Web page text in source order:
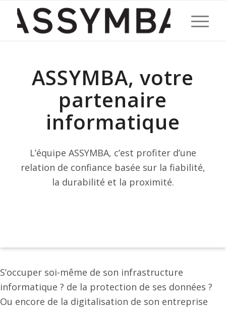
ASSYMBA, votre
partenaire
informatique
L’équipe ASSYMBA, c’est profiter d’une
relation de confiance basée sur la fiabilité,
la durabilité et la proximité.
S’occuper soi-même de son infrastructure
informatique ? de la protection de ses données ?
Ou encore de la digitalisation de son entreprise